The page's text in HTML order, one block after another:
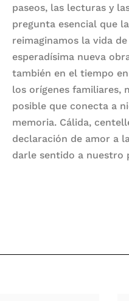
paseos, las lecturas y
pregunta esencial que
reimaginamos la vida
esperadísima nueva
también en el tiempo
los orígenes familiares,
posible que conecta a
memoria. Cálida,
declaración de amor a
darle sentido a nuestro